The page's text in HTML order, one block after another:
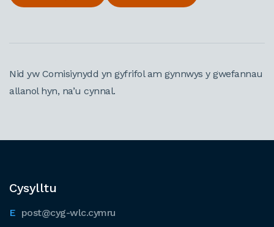
Nid yw Comisiynydd yn gyfrifol am gynnwys y gwefannau
allanol hyn, na’u cynnal.
Cysylltu
post@cyg-wlc.cymru